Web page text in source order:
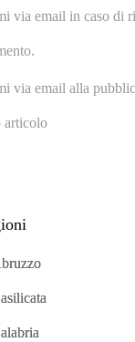
via email in caso di
via email alla
articolo